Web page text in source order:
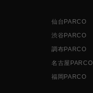
仙台PARCO
渋谷PARCO
調布PARCO
名古屋PARCO
福岡PARCO